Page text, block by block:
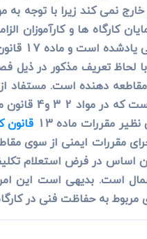
نمی کند زیرا با توجه به مواد 1
کارگاه ها و
عنوان
دهنده است. مستفاد از
های آن
مقررات ماده 13
قانون
مقررات ایمنی از سوی
در فرض استعلام
قابل اعمال است. بدیهی است
حفاظت فنی در کارگاه ها بر اساس